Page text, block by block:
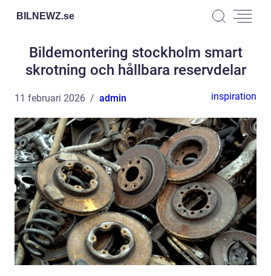
BILNEWZ.se
Bildemontering stockholm smart
skrotning och hållbara reservdelar
11 februari 2026 admin inspiration